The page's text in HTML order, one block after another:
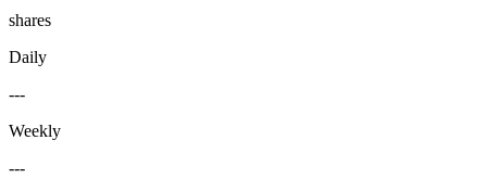
shares
Daily
---
Weekly
---